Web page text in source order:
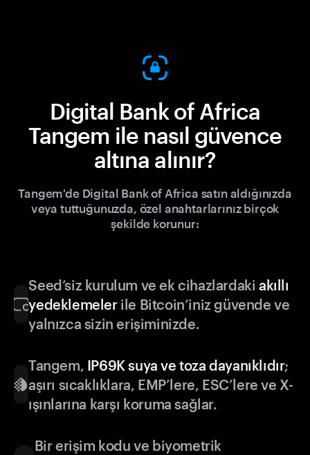
Digital Bank of Africa
Tangem ile nasıl güvence
altına alınır?
Tangem'de Digital Bank of Africa satın aldığınızda
veya tuttuğunuzda, özel anahtarlarınız birçok
şekilde korunur:
Seed’siz kurulum ve ek cihazlardakiakıllı
yedeklemelerile Bitcoin’iniz güvende ve
yalnızca sizin erişiminizde.
Tangem, IP69K suya ve toza dayanıklıdır;
aşırı sıcaklıklara, EMP’lere, ESC’lere ve X-
ışınlarına karşı koruma sağlar.
Bir erişim kodu ve biyometrik